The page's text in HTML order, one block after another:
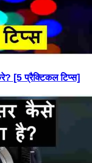
[5 प्रैक्टिकल टिप्स]